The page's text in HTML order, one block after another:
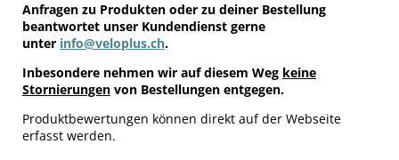
Anfragen zu Produkten oder zu deiner Bestellung
beantwortet unser Kundendienst gerne
unter info@veloplus.ch.
Inbesondere nehmen wir auf diesem Weg keine
Stornierungen von Bestellungen entgegen.
Produktbewertungen können direkt auf der Webseite
erfasst werden.